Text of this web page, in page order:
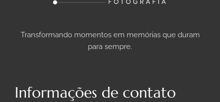
Transformando momentos em memórias que duram
para sempre.
Informações de contato